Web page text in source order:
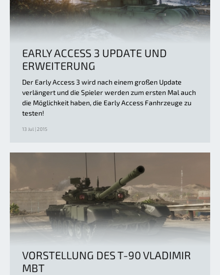
EARLY ACCESS 3 UPDATE UND
ERWEITERUNG
Der Early Access 3 wird nach einem großen Update
verlängert und die Spieler werden zum ersten Mal auch
die Möglichkeit haben, die Early Access Fanhrzeuge zu
testen!
13 Jul | 2015
VORSTELLUNG DES T-90 VLADIMIR
MBT